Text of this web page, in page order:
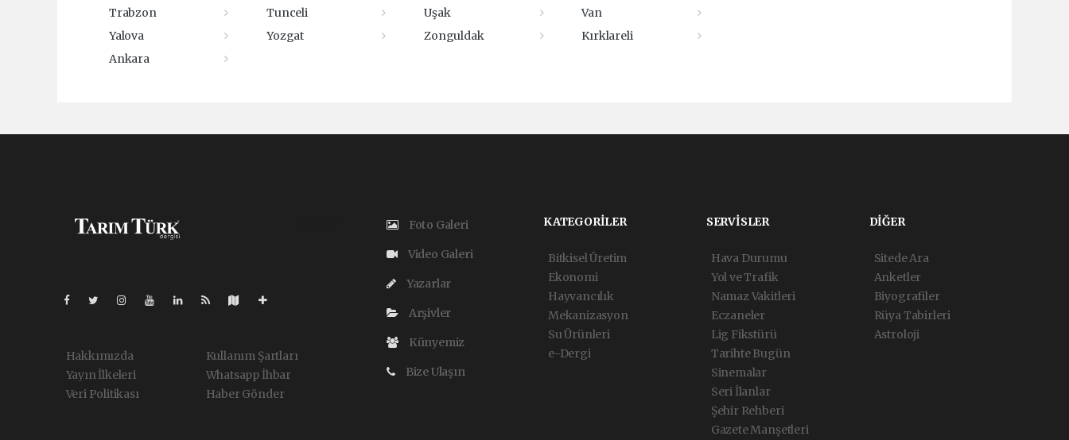
Trabzon
Tunceli Uşak
Van
Yalova
Yozgat Zonguldak
Kırklareli
Ankara
Hakkımızda
Yayın İlkeleri
Veri Politikası
Kullanım Şartları
Whatsapp İhbar
Haber Gönder
Foto Galeri
Video Galeri
Yazarlar
Arşivler
Künyemiz
Bize Ulaşın
KATEGORİLER
Bitkisel Üretim
Ekonomi
Hayvancılık
Mekanizasyon
Su Ürünleri
e-Dergi
SERVİSLER
Hava Durumu
Yol ve Trafik
Namaz Vakitleri
Eczaneler
Lig Fikstürü
Tarihte Bugün
Sinemalar
Seri İlanlar
Şehir Rehberi
Gazete Manşetleri
DİĞER
Sitede Ara
Anketler
Biyografiler
Rüya Tabirleri
Astroloji